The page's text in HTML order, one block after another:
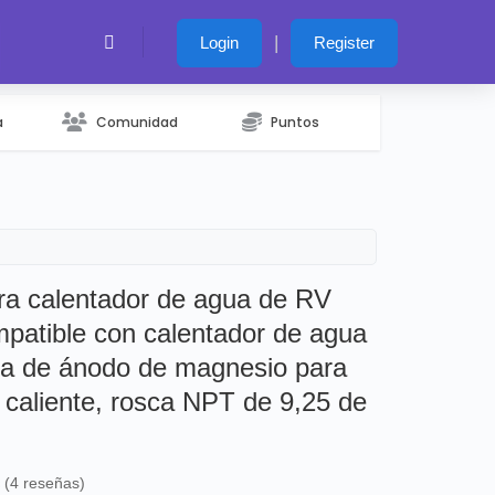
Login | Register
Comunidad Puntos
calentador de agua de RV
con calentador de agua
de ánodo de magnesio para
rosca NPT de 9,25 de
reseñas)